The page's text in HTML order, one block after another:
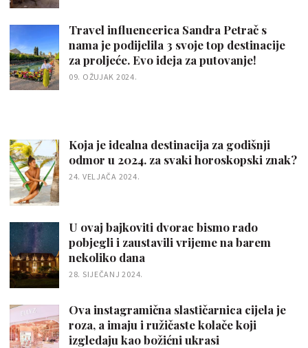
Travel influencerica Sandra Petrač s
nama je podijelila 3 svoje top destinacije
za proljeće. Evo ideja za putovanje!
09. OŽUJAK 2024.
Koja je idealna destinacija za godišnji
odmor u 2024. za svaki horoskopski znak?
24. VELJAČA 2024.
U ovaj bajkoviti dvorac bismo rado
pobjegli i zaustavili vrijeme na barem
nekoliko dana
28. SIJEČANJ 2024.
Ova instagramična slastičarnica cijela je
roza, a imaju i ružičaste kolače koji
izgledaju kao božićni ukrasi